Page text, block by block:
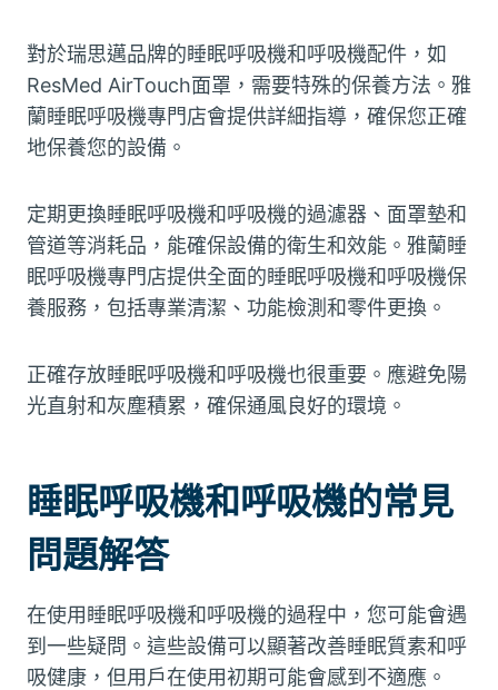
對於瑞思邁品牌的睡眠呼吸機和呼吸機配件，如
ResMed AirTouch面罩，需要特殊的保養方法。雅
蘭睡眠呼吸機專門店會提供詳細指導，確保您正確
地保養您的設備。
定期更換睡眠呼吸機和呼吸機的過濾器、面罩墊和
管道等消耗品，能確保設備的衛生和效能。雅蘭睡
眠呼吸機專門店提供全面的睡眠呼吸機和呼吸機保
養服務，包括專業清潔、功能檢測和零件更換。
正確存放睡眠呼吸機和呼吸機也很重要。應避免陽
光直射和灰塵積累，確保通風良好的環境。
睡眠呼吸機和呼吸機的常見
問題解答
在使用睡眠呼吸機和呼吸機的過程中，您可能會遇
到一些疑問。這些設備可以顯著改善睡眠質素和呼
吸健康，但用戶在使用初期可能會感到不適應。